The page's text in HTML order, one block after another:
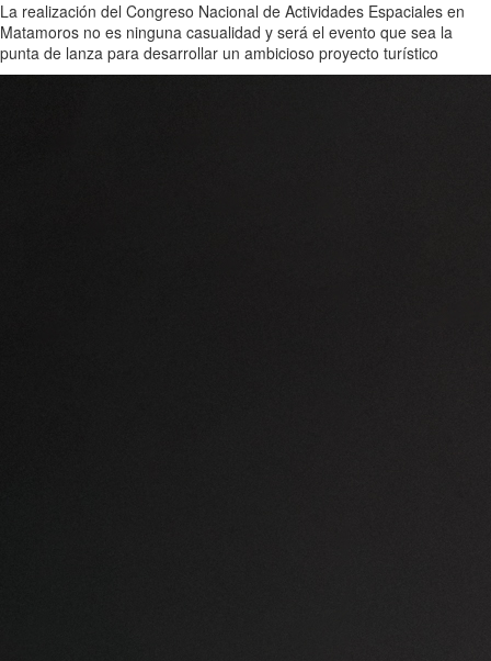
La realización del Congreso Nacional de Actividades Espaciales en
Matamoros no es ninguna casualidad y será el evento que sea la
punta de lanza para desarrollar un ambicioso proyecto turístico